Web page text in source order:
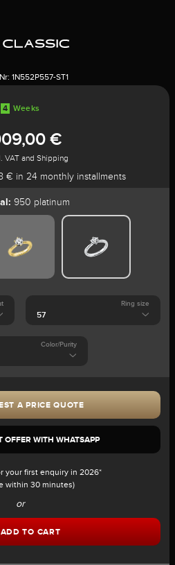
1N552P557-ST1
4 Weeks
€
VAT and Shipping
€ in 24 monthly installments
950 platinum
Ring size
Color/Purity
A PRICE QUOTE
OFFER WITH WHATSAPP
your first enquiry in 2026*
within 30 minutes)
or
ADD TO CART